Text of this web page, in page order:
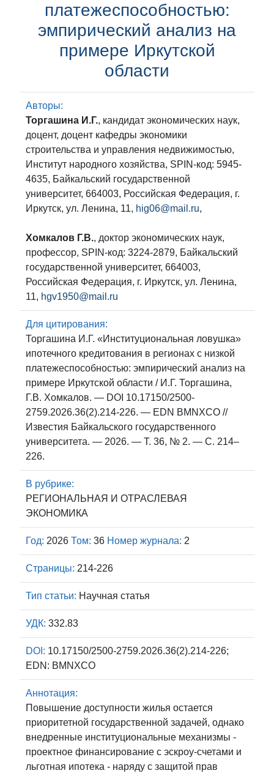
платежеспособностью:
эмпирический анализ на
примере Иркутской
области
Авторы:
Торгашина И.Г., кандидат экономических наук,
доцент, доцент кафедры экономики
строительства и управления недвижимостью,
Институт народного хозяйства, SPIN-код: 5945-
4635, Байкальский государственной
университет, 664003, Российская Федерация, г.
Иркутск, ул. Ленина, 11, hig06@mail.ru,
Хомкалов Г.В., доктор экономических наук,
профессор, SPIN-код: 3224-2879, Байкальский
государственной университет, 664003,
Российская Федерация, г. Иркутск, ул. Ленина,
11, hgv1950@mail.ru
Для цитирования:
Торгашина И.Г. «Институциональная ловушка»
ипотечного кредитования в регионах с низкой
платежеспособностью: эмпирический анализ на
примере Иркутской области / И.Г. Торгашина,
Г.В. Хомкалов. — DOI 10.17150/2500-
2759.2026.36(2).214-226. — EDN BMNXCO //
Известия Байкальского государственного
университета. — 2026. — Т. 36, № 2. — С. 214–
226.
В рубрике:
РЕГИОНАЛЬНАЯ И ОТРАСЛЕВАЯ
ЭКОНОМИКА
Год: 2026 Том: 36 Номер журнала: 2
Страницы: 214-226
Тип статьи: Научная статья
УДК: 332.83
DOI: 10.17150/2500-2759.2026.36(2).214-226;
EDN: BMNXCO
Аннотация:
Повышение доступности жилья остается
приоритетной государственной задачей, однако
внедренные институциональные механизмы -
проектное финансирование с эскроу-счетами и
льготная ипотека - наряду с защитой прав